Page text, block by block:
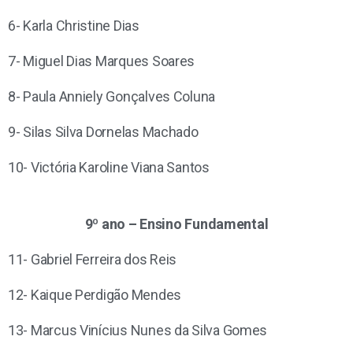
6- Karla Christine Dias
7- Miguel Dias Marques Soares
8- Paula Anniely Gonçalves Coluna
9- Silas Silva Dornelas Machado
10- Victória Karoline Viana Santos
9º ano – Ensino Fundamental
11- Gabriel Ferreira dos Reis
12- Kaique Perdigão Mendes
13- Marcus Vinícius Nunes da Silva Gomes